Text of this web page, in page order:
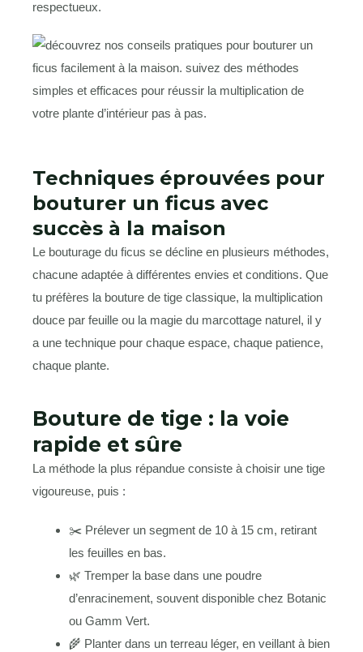
respectueux.
Techniques éprouvées pour
bouturer un ficus avec
succès à la maison
Le bouturage du ficus se décline en plusieurs méthodes,
chacune adaptée à différentes envies et conditions. Que
tu préfères la bouture de tige classique, la multiplication
douce par feuille ou la magie du marcottage naturel, il y
a une technique pour chaque espace, chaque patience,
chaque plante.
Bouture de tige : la voie
rapide et sûre
La méthode la plus répandue consiste à choisir une tige
vigoureuse, puis :
✂️ Prélever un segment de 10 à 15 cm, retirant
les feuilles en bas.
🌿 Tremper la base dans une poudre
d’enracinement, souvent disponible chez Botanic
ou Gamm Vert.
🌾 Planter dans un terreau léger, en veillant à bien